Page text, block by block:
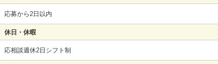
応募から2日以内
休日・休暇
応相談週休2日シフト制